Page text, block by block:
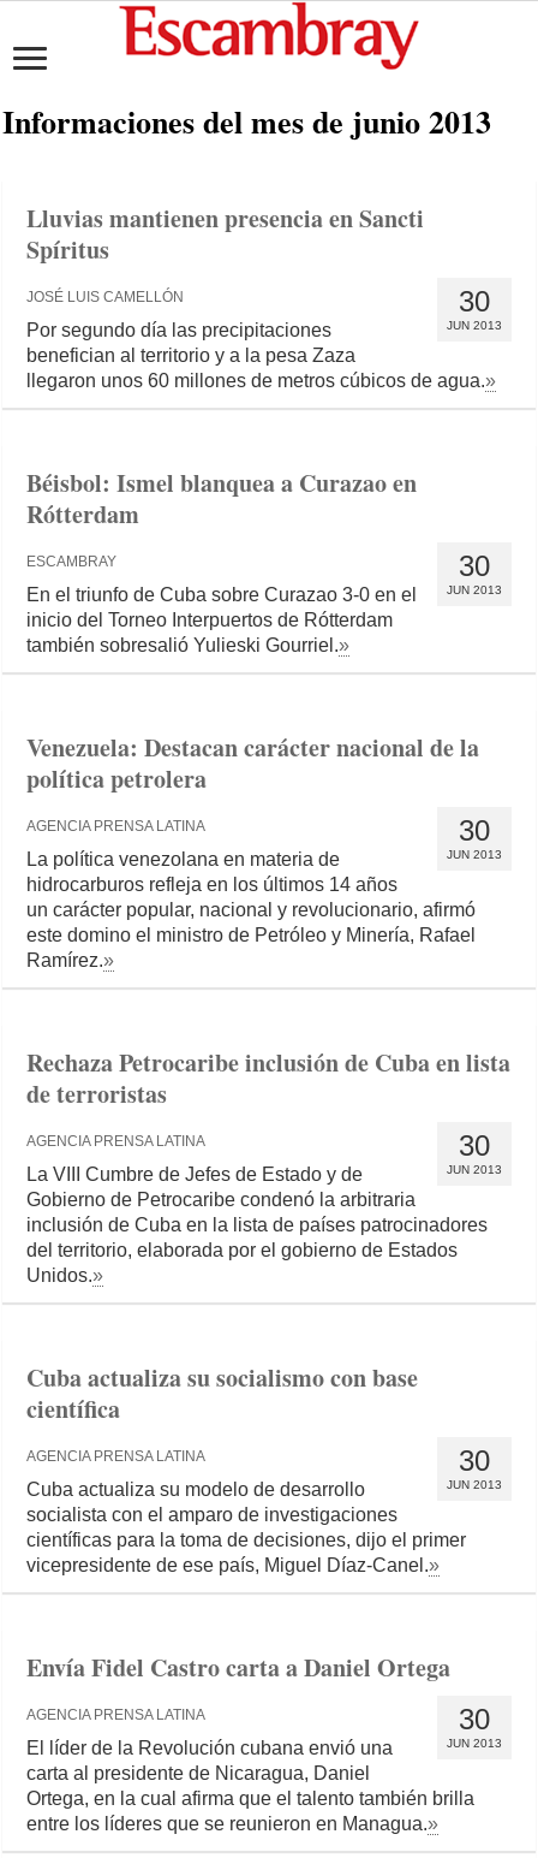
Informaciones del mes de junio 2013
Lluvias mantienen presencia en Sancti
Spíritus
30
JUN 2013
JOSÉ LUIS CAMELLÓN
Por segundo día las precipitaciones
benefician al territorio y a la pesa Zaza
llegaron unos 60 millones de metros cúbicos de agua.»
Béisbol: Ismel blanquea a Curazao en
Rótterdam
30
JUN 2013
ESCAMBRAY
En el triunfo de Cuba sobre Curazao 3-0 en el
inicio del Torneo Interpuertos de Rótterdam
también sobresalió Yulieski Gourriel.»
Venezuela: Destacan carácter nacional de la
política petrolera
30
JUN 2013
AGENCIA PRENSA LATINA
La política venezolana en materia de
hidrocarburos refleja en los últimos 14 años
un carácter popular, nacional y revolucionario, afirmó
este domino el ministro de Petróleo y Minería, Rafael
Ramírez.»
Rechaza Petrocaribe inclusión de Cuba en lista
de terroristas
30
JUN 2013
AGENCIA PRENSA LATINA
La VIII Cumbre de Jefes de Estado y de
Gobierno de Petrocaribe condenó la arbitraria
inclusión de Cuba en la lista de países patrocinadores
del territorio, elaborada por el gobierno de Estados
Unidos.»
Cuba actualiza su socialismo con base
científica
30
JUN 2013
AGENCIA PRENSA LATINA
Cuba actualiza su modelo de desarrollo
socialista con el amparo de investigaciones
científicas para la toma de decisiones, dijo el primer
vicepresidente de ese país, Miguel Díaz-Canel.»
Envía Fidel Castro carta a Daniel Ortega
30
JUN 2013
AGENCIA PRENSA LATINA
El líder de la Revolución cubana envió una
carta al presidente de Nicaragua, Daniel
Ortega, en la cual afirma que el talento también brilla
entre los líderes que se reunieron en Managua.»